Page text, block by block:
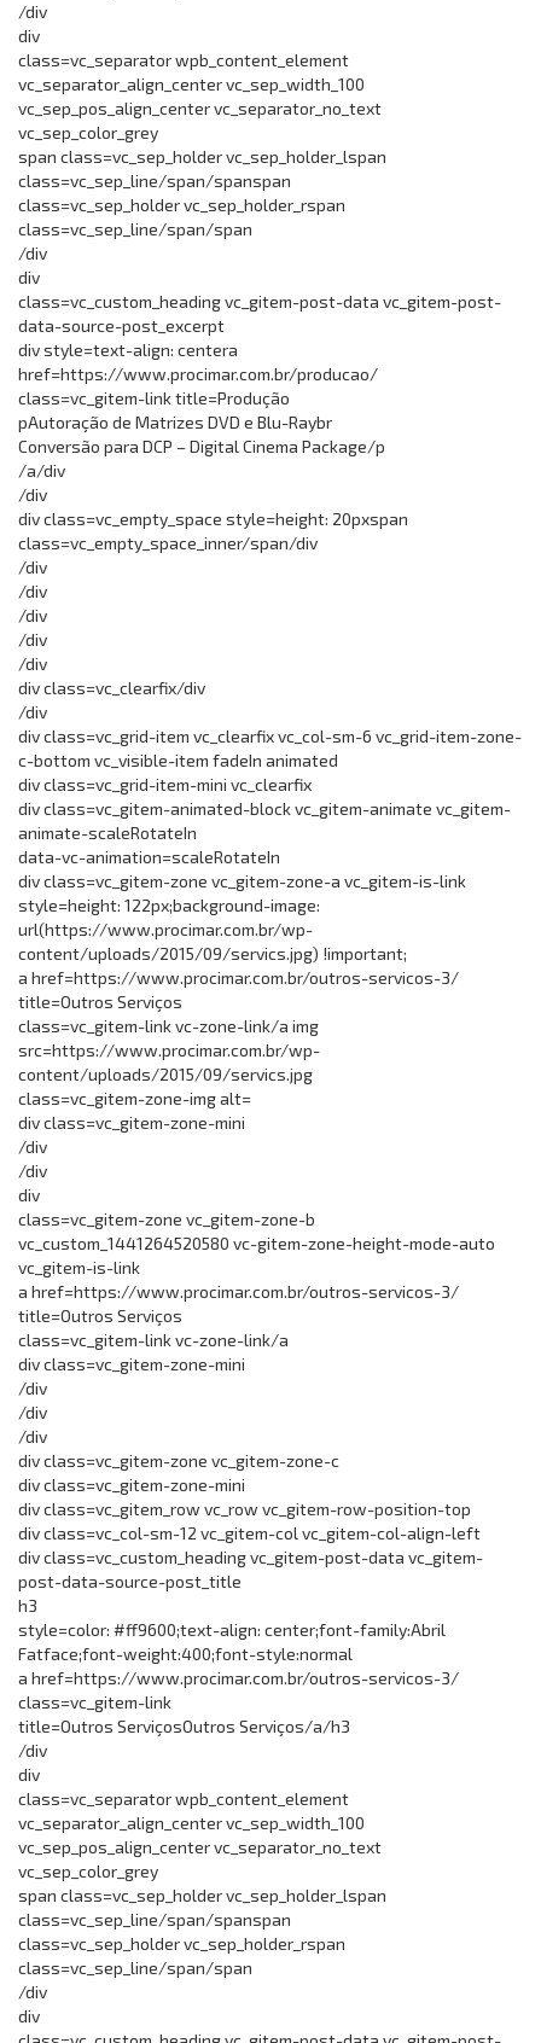
/div
div
class=vc_separator wpb_content_element
vc_separator_align_center vc_sep_width_100
vc_sep_pos_align_center vc_separator_no_text
vc_sep_color_grey
span class=vc_sep_holder vc_sep_holder_lspan
class=vc_sep_line/span/spanspan
class=vc_sep_holder vc_sep_holder_rspan
class=vc_sep_line/span/span
/div
div
class=vc_custom_heading vc_gitem-post-data vc_gitem-post-
data-source-post_excerpt
div style=text-align: centera
href=https://www.procimar.com.br/producao/
class=vc_gitem-link title=Produção
pAutoração de Matrizes DVD e Blu-Raybr
Conversão para DCP – Digital Cinema Package/p
/a/div
/div
div class=vc_empty_space style=height: 20pxspan
class=vc_empty_space_inner/span/div
/div
/div
/div
/div
/div
div class=vc_clearfix/div
/div
div class=vc_grid-item vc_clearfix vc_col-sm-6 vc_grid-item-zone-
c-bottom vc_visible-item fadeIn animated
div class=vc_grid-item-mini vc_clearfix
div class=vc_gitem-animated-block vc_gitem-animate vc_gitem-
animate-scaleRotateIn
data-vc-animation=scaleRotateIn
div class=vc_gitem-zone vc_gitem-zone-a vc_gitem-is-link
style=height: 122px;background-image:
url(https://www.procimar.com.br/wp-
content/uploads/2015/09/servics.jpg) !important;
a href=https://www.procimar.com.br/outros-servicos-3/
title=Outros Serviços
class=vc_gitem-link vc-zone-link/a img
src=https://www.procimar.com.br/wp-
content/uploads/2015/09/servics.jpg
class=vc_gitem-zone-img alt=
div class=vc_gitem-zone-mini
/div
/div
div
class=vc_gitem-zone vc_gitem-zone-b
vc_custom_1441264520580 vc-gitem-zone-height-mode-auto
vc_gitem-is-link
a href=https://www.procimar.com.br/outros-servicos-3/
title=Outros Serviços
class=vc_gitem-link vc-zone-link/a
div class=vc_gitem-zone-mini
/div
/div
/div
div class=vc_gitem-zone vc_gitem-zone-c
div class=vc_gitem-zone-mini
div class=vc_gitem_row vc_row vc_gitem-row-position-top
div class=vc_col-sm-12 vc_gitem-col vc_gitem-col-align-left
div class=vc_custom_heading vc_gitem-post-data vc_gitem-
post-data-source-post_title
h3
style=color: #ff9600;text-align: center;font-family:Abril
Fatface;font-weight:400;font-style:normal
a href=https://www.procimar.com.br/outros-servicos-3/
class=vc_gitem-link
title=Outros ServiçosOutros Serviços/a/h3
/div
div
class=vc_separator wpb_content_element
vc_separator_align_center vc_sep_width_100
vc_sep_pos_align_center vc_separator_no_text
vc_sep_color_grey
span class=vc_sep_holder vc_sep_holder_lspan
class=vc_sep_line/span/spanspan
class=vc_sep_holder vc_sep_holder_rspan
class=vc_sep_line/span/span
/div
div